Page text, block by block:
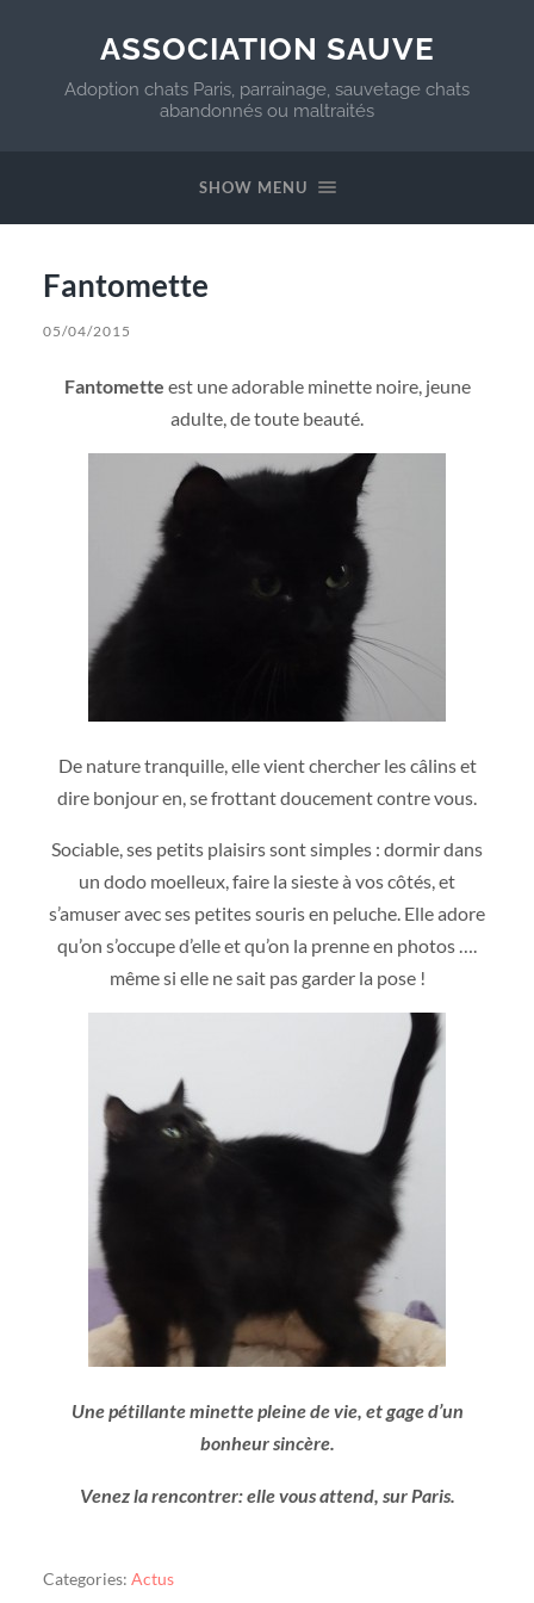
ASSOCIATION SAUVE
Adoption chats Paris, parrainage, sauvetage chats
abandonnés ou maltraités
SHOW MENU
Fantomette
05/04/2015
Fantomette est une adorable minette noire, jeune
adulte, de toute beauté.
De nature tranquille, elle vient chercher les câlins et
dire bonjour en, se frottant doucement contre vous.
Sociable, ses petits plaisirs sont simples : dormir dans
un dodo moelleux, faire la sieste à vos côtés, et
s’amuser avec ses petites souris en peluche. Elle adore
qu’on s’occupe d’elle et qu’on la prenne en photos ….
même si elle ne sait pas garder la pose !
Une pétillante minette pleine de vie, et gage d’un
bonheur sincère.
Venez la rencontrer: elle vous attend, sur Paris.
Categories: Actus